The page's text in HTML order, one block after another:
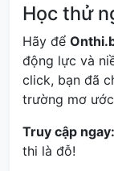
Học thử
Hãy để
động lực và
click, bạn đã
trường mơ
Truy cập ngay:
thi là đỗ!